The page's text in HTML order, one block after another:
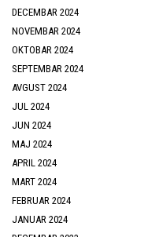
DECEMBAR 2024
NOVEMBAR 2024
OKTOBAR 2024
SEPTEMBAR 2024
AVGUST 2024
JUL 2024
JUN 2024
MAJ 2024
APRIL 2024
MART 2024
FEBRUAR 2024
JANUAR 2024